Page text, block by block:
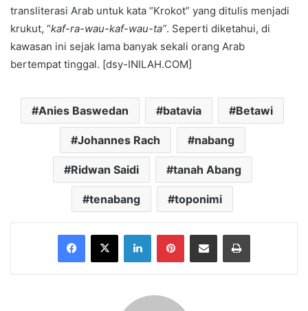
transliterasi Arab untuk kata “Krokot” yang ditulis menjadi
krukut, “kaf-ra-wau-kaf-wau-ta”. Seperti diketahui, di
kawasan ini sejak lama banyak sekali orang Arab
bertempat tinggal. [dsy-INILAH.COM]
Anies Baswedan batavia Betawi
Johannes Rach nabang
Ridwan Saidi tanah Abang
tenabang toponimi
Facebook
X LinkedInPinterestShare via Email Print